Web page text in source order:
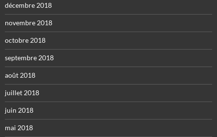
décembre 2018
novembre 2018
octobre 2018
septembre 2018
août 2018
juillet 2018
juin 2018
mai 2018